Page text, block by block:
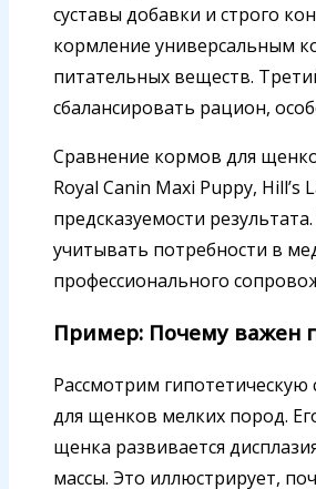
суставы добавки и строго
кормление универсальным
питательных веществ.
сбалансировать рацион,
Сравнение кормов для
Royal Canin Maxi Puppy,
предсказуемости
учитывать потребности в
профессионального
Пример: Почему важен
Рассмотрим
для щенков мелких пород.
щенка развивается
массы. Это иллюстрирует,